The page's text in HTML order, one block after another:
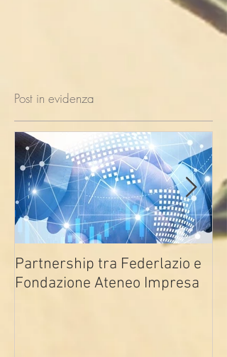
Post in evidenza
Partnership tra Federlazio e
Fondazione Ateneo Impresa